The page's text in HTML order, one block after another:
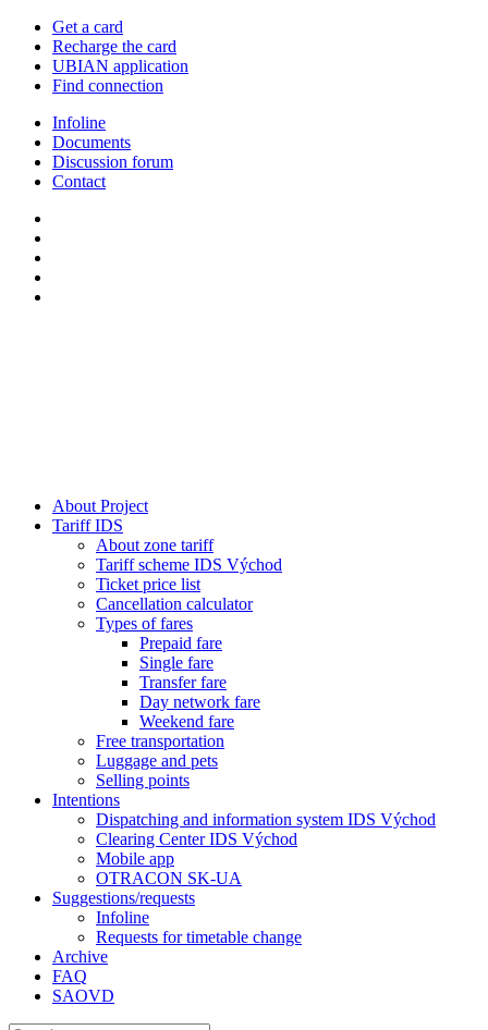
Get a card
Recharge the card
UBIAN application
Find connection
Infoline
Documents
Discussion forum
Contact
About Project
Tariff IDS
About zone tariff
Tariff scheme IDS Východ
Ticket price list
Cancellation calculator
Types of fares
Prepaid fare
Single fare
Transfer fare
Day network fare
Weekend fare
Free transportation
Luggage and pets
Selling points
Intentions
Dispatching and information system IDS Východ
Clearing Center IDS Východ
Mobile app
OTRACON SK-UA
Suggestions/requests
Infoline
Requests for timetable change
Archive
FAQ
SAOVD